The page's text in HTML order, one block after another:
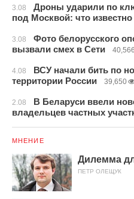
3.08
Дроны ударили по
под Москвой: что известно
3.08
Фото белорусского
вызвали смех в Сети
40,566
4.08
ВСУ начали бить по
территории России
39,650
2.08
В Беларуси ввели
владельцев частных
МНЕНИЕ
Дилемма
ПЕТР ОЛЕЩУК